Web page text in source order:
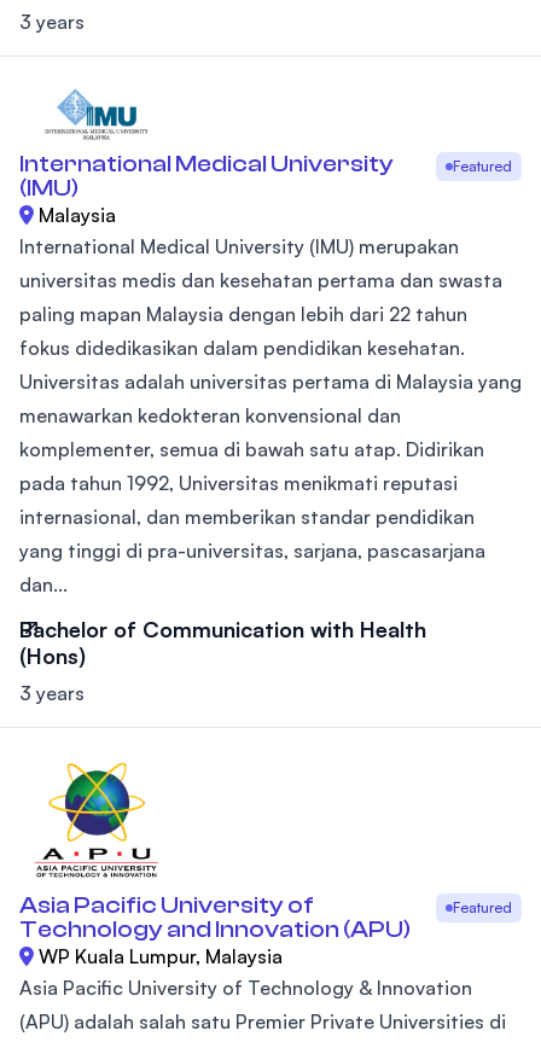
3 years
International Medical University
(IMU)
Featured
Malaysia
International Medical University (IMU) merupakan
universitas medis dan kesehatan pertama dan swasta
paling mapan Malaysia dengan lebih dari 22 tahun
fokus didedikasikan dalam pendidikan kesehatan.
Universitas adalah universitas pertama di Malaysia yang
menawarkan kedokteran konvensional dan
komplementer, semua di bawah satu atap. Didirikan
pada tahun 1992, Universitas menikmati reputasi
internasional, dan memberikan standar pendidikan
yang tinggi di pra-universitas, sarjana, pascasarjana
dan...
Bachelor of Communication with Health
(Hons)
3 years
Asia Pacific University of
Technology and Innovation (APU)
Featured
WP Kuala Lumpur, Malaysia
Asia Pacific University of Technology & Innovation
(APU) adalah salah satu Premier Private Universities di